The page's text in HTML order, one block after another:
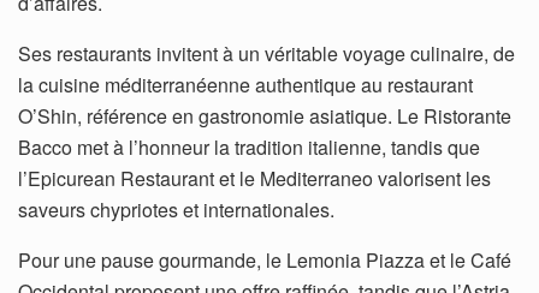
Ses restaurants invitent à un véritable voyage culinaire, de
la cuisine méditerranéenne authentique au restaurant
O’Shin, référence en gastronomie asiatique. Le Ristorante
Bacco met à l’honneur la tradition italienne, tandis que
l’Epicurean Restaurant et le Mediterraneo valorisent les
saveurs chypriotes et internationales.
Pour une pause gourmande, le Lemonia Piazza et le Café